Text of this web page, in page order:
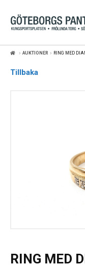
Hoppa
till
navigering
Hoppa
till
innehåll
GULDPRISER
AUKTIONER RING MED
Tillbaka
RING MED